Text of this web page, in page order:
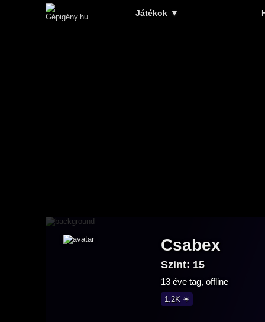
Játékok ▼
Csabex
Szint: 15
13 éve tag, offline
1.2K ☀